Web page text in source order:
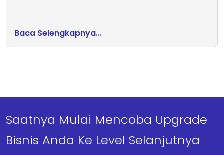
Baca Selengkapnya...
Saatnya Mulai Mencoba Upgrade
Bisnis Anda Ke Level Selanjutnya